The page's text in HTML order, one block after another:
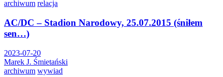
archiwum relacja
AC/DC – Stadion Narodowy, 25.07.2015 (śniłem
sen…)
2023-07-20
Marek J. Śmietański
archiwum wywiad